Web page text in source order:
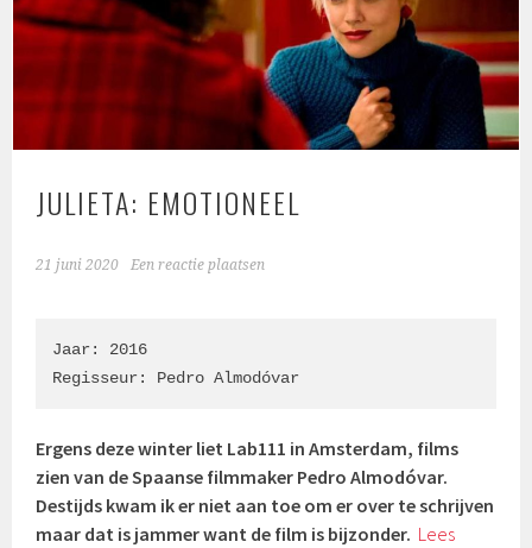
JULIETA: EMOTIONEEL
21 juni 2020 Een reactie plaatsen
Jaar: 2016
Regisseur: Pedro Almodóvar
Ergens deze winter liet Lab111 in Amsterdam, films
zien van de Spaanse filmmaker Pedro Almodóvar.
Destijds kwam ik er niet aan toe om er over te schrijven
maar dat is jammer want de film is bijzonder. Lees